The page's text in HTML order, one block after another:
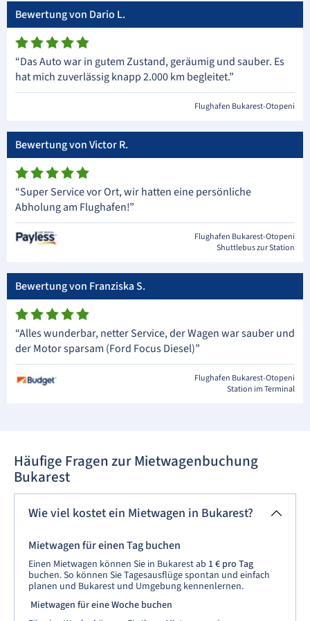
Bewertung von Dario L.
“Das Auto war in gutem Zustand, geräumig und sauber. Es
hat mich zuverlässig knapp 2.000 km begleitet.”
Flughafen Bukarest-Otopeni
Bewertung von Victor R.
“Super Service vor Ort, wir hatten eine persönliche
Abholung am Flughafen!”
Flughafen Bukarest-Otopeni
Shuttlebus zur Station
Bewertung von Franziska S.
“Alles wunderbar, netter Service, der Wagen war sauber und
der Motor sparsam (Ford Focus Diesel)”
Flughafen Bukarest-Otopeni
Station im Terminal
Häufige Fragen zur Mietwagenbuchung
Bukarest
Wie viel kostet ein Mietwagen in Bukarest?
Mietwagen für einen Tag buchen
Einen Mietwagen können Sie in Bukarest ab 1 € pro Tag
buchen. So können Sie Tagesausflüge spontan und einfach
planen und Bukarest und Umgebung kennenlernen.
Mietwagen für eine Woche buchen